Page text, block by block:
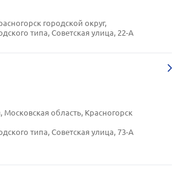
городской округ,
типа, Советская улица, 22-А
область, Красногорск
типа, Советская улица, 73-А